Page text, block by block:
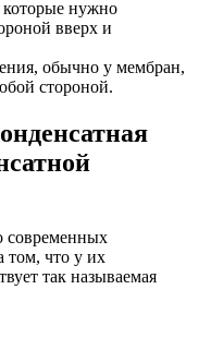
которые нужно
вверх и
обычно у мембран,
стороной.
современных
том, что у их
так называемая